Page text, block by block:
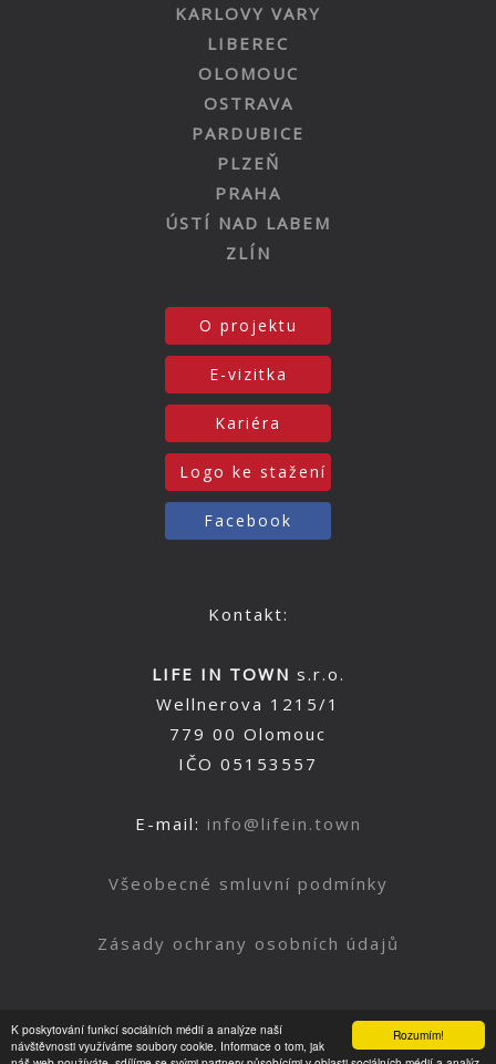
Rozumím!
K poskytování funkcí sociálních médií a analýze naší
návštěvnosti využíváme soubory cookie. Informace o tom, jak
KARLOVY VARY
LIBEREC
OLOMOUC
OSTRAVA
PARDUBICE
PLZEŇ
PRAHA
ÚSTÍ NAD LABEM
ZLÍN
O projektu
E-vizitka
Kariéra
Logo ke stažení
Facebook
Kontakt:
LIFE IN TOWN s.r.o.
Wellnerova 1215/1
779 00 Olomouc
IČO 05153557
E-mail: info@lifein.town
Všeobecné smluvní podmínky
Zásady ochrany osobních údajů
Nahoru